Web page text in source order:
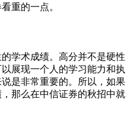
重的一点。
学术成绩。高分并不是硬性
展现一个人的学习能力和执
是非常重要的。所以，如果
那么在中信证券的秋招中就